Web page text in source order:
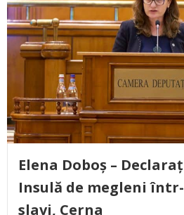
Elena Doboș –
Insulă de megleni
slavi, Cerna